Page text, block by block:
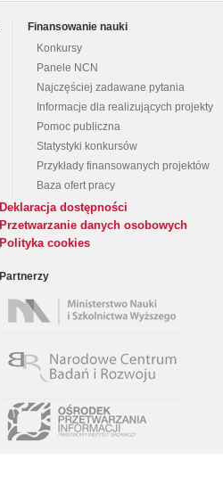
Finansowanie nauki
Konkursy
Panele NCN
Najczęściej zadawane pytania
Informacje dla realizujących projekty
Pomoc publiczna
Statystyki konkursów
Przykłady finansowanych projektów
Baza ofert pracy
Deklaracja dostępności
Przetwarzanie danych osobowych
Polityka cookies
Partnerzy